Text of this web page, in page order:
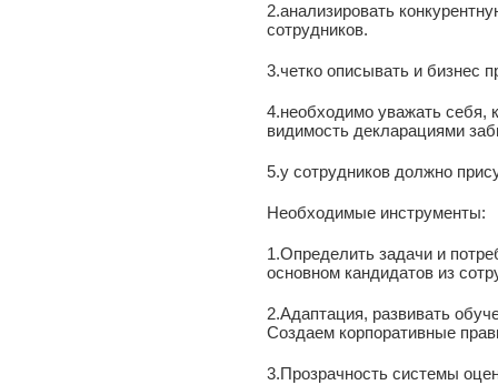
2.анализировать
сотрудников.
3.четко описывать и бизнес
4.необходимо уважать себя,
видимость декларациями
5.у сотрудников должно
Необходимые инструменты:
1.Определить задачи и
основном кандидатов из
2.Адаптация, развивать
Создаем корпоративные
3.Прозрачность системы